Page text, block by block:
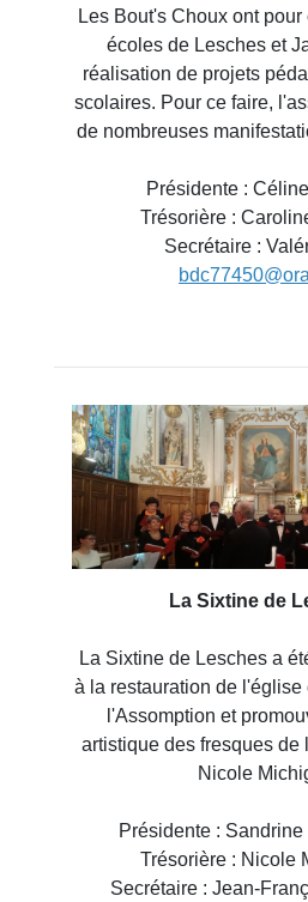
Les Bout's Choux ont
écoles de Lesches et
réalisation de projets
scolaires. Pour ce faire,
de nombreuses
Présidente :
Trésorière :
Secrétaire :
La Sixtine de
La Sixtine de Lesches a
à la restauration de
l'Assomption et
artistique des fresques de
Nicole
Présidente :
Trésorière : Nicole
Secrétaire : Jean-